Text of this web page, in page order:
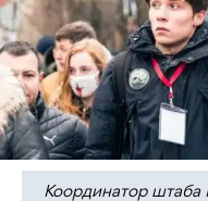
Координатор штаба